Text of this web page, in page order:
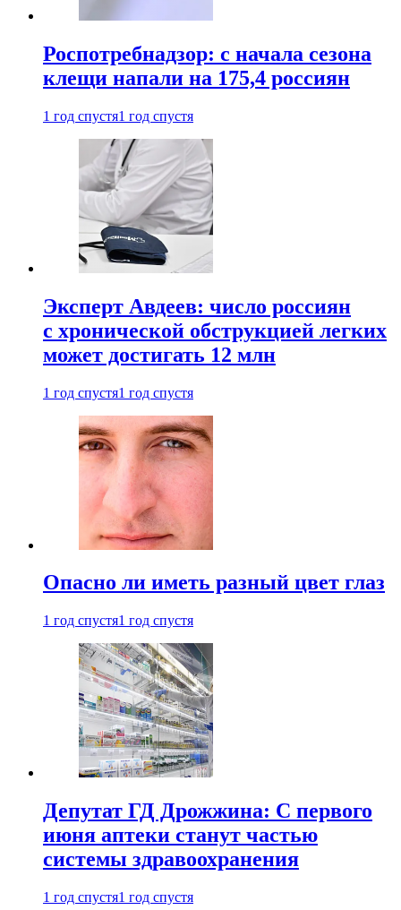
Роспотребнадзор: с начала сезона
клещи напали на 175,4 россиян
1 год спустя1 год спустя
Эксперт Авдеев: число россиян
с хронической обструкцией легких
может достигать 12 млн
1 год спустя1 год спустя
Опасно ли иметь разный цвет глаз
1 год спустя1 год спустя
Депутат ГД Дрожжина: С первого
июня аптеки станут частью
системы здравоохранения
1 год спустя1 год спустя